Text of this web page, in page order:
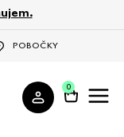
POBOČKY
0